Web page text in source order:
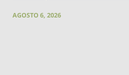
AGOSTO 6, 2026